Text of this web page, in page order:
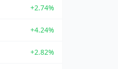
+2.74%
+4.24%
+2.82%